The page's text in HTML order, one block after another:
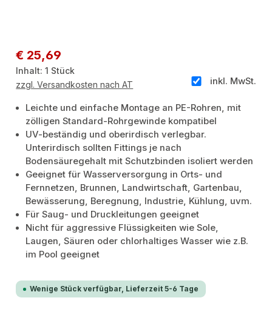
Regulärer Preis:
€ 25,69
Inhalt:1 Stück
inkl. MwSt.
zzgl. Versandkosten nach AT
Leichte und einfache Montage an PE-Rohren, mit
zölligen Standard-Rohrgewinde kompatibel
UV-beständig und oberirdisch verlegbar.
Unterirdisch sollten Fittings je nach
Bodensäuregehalt mit Schutzbinden isoliert werden
Geeignet für Wasserversorgung in Orts- und
Fernnetzen, Brunnen, Landwirtschaft, Gartenbau,
Bewässerung, Beregnung, Industrie, Kühlung, uvm.
Für Saug- und Druckleitungen geeignet
Nicht für aggressive Flüssigkeiten wie Sole,
Laugen, Säuren oder chlorhaltiges Wasser wie z.B.
im Pool geeignet
Wenige Stück verfügbar, Lieferzeit 5-6 Tage